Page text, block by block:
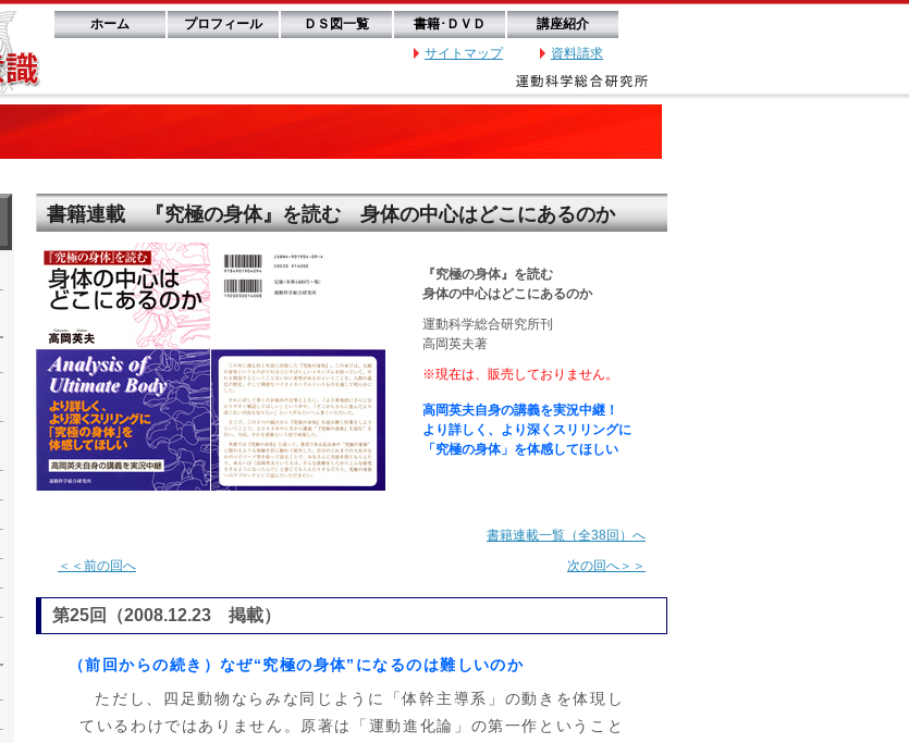
ホーム プロフィール ＤＳ図一覧 書籍･ＤＶＤ
講座紹介
サイトマップ
資料請求
書籍連載 『究極の身体』を読む 身体の中心はどこにあるのか
『究極の身体』を読む
身体の中心はどこにあるのか
運動科学総合研究所刊
高岡英夫著
※現在は、販売しておりません。
高岡英夫自身の講義を実況中継！
より詳しく、より深くスリリングに
「究極の身体」を体感してほしい
書籍連載一覧（全38回）へ
＜＜前の回へ
次の回へ＞＞
第25回（2008.12.23 掲載）
（前回からの続き）なぜ“究極の身体”になるのは難しいのか
ただし、四足動物ならみな同じように「体幹主導系」の動きを体現し
ているわけではありません。原著は「運動進化論」の第一作ということ